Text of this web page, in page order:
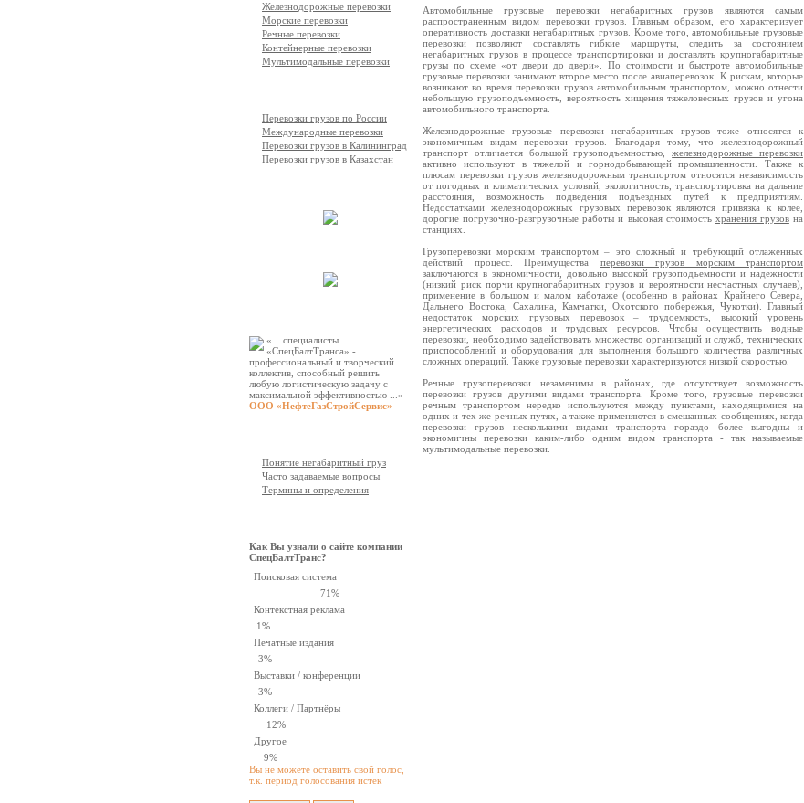
Железнодорожные перевозки
Морские перевозки
Речные перевозки
Контейнерные перевозки
Мультимодальные перевозки
Перевозки грузов по России
Международные перевозки
Перевозки грузов в Калининград
Перевозки грузов в Казахстан
«... специалисты
«СпецБалтТранса» -
профессиональный и творческий
коллектив, способный решить
любую логистическую задачу с
максимальной эффективностью ...»
ООО «НефтеГазСтройСервис»
Понятие негабаритный груз
Часто задаваемые вопросы
Термины и определения
Как Вы узнали о сайте компании
СпецБалтТранс?
Поисковая система
71%
Контекстная реклама
1%
Печатные издания
3%
Выставки / конференции
3%
Коллеги / Партнёры
12%
Другое
9%
Вы не можете оставить свой голос,
т.к. период голосования истек
Автомобильные грузовые перевозки негабаритных грузов являются самым
распространенным видом перевозки грузов. Главным образом, его характеризует
оперативность доставки негабаритных грузов. Кроме того, автомобильные грузовые
перевозки позволяют составлять гибкие маршруты, следить за состоянием
негабаритных грузов в процессе транспортировки и доставлять крупногабаритные
грузы по схеме «от двери до двери». По стоимости и быстроте автомобильные
грузовые перевозки занимают второе место после авиаперевозок. К рискам, которые
возникают во время перевозки грузов автомобильным транспортом, можно отнести
небольшую грузоподъемность, вероятность хищения тяжеловесных грузов и угона
автомобильного транспорта.
Железнодорожные грузовые перевозки негабаритных грузов тоже относятся к
экономичным видам перевозки грузов. Благодаря тому, что железнодорожный
транспорт отличается большой грузоподъемностью,железнодорожные перевозки
активно используют в тяжелой и горнодобывающей промышленности. Также к
плюсам перевозки грузов железнодорожным транспортом относятся независимость
от погодных и климатических условий, экологичность, транспортировка на дальние
расстояния, возможность подведения подъездных путей к предприятиям.
Недостатками железнодорожных грузовых перевозок являются привязка к колее,
дорогие погрузочно-разгрузочные работы и высокая стоимость хранения грузовна
станциях.
Грузоперевозки морским транспортом – это сложный и требующий отлаженных
действий процесс. Преимущества перевозки грузов морским транспортом
заключаются в экономичности, довольно высокой грузоподъемности и надежности
(низкий риск порчи крупногабаритных грузов и вероятности несчастных случаев),
применение в большом и малом каботаже (особенно в районах Крайнего Севера,
Дальнего Востока, Сахалина, Камчатки, Охотского побережья, Чукотки). Главный
недостаток морских грузовых перевозок – трудоемкость, высокий уровень
энергетических расходов и трудовых ресурсов. Чтобы осуществить водные
перевозки, необходимо задействовать множество организаций и служб, технических
приспособлений и оборудования для выполнения большого количества различных
сложных операций. Также грузовые перевозки характеризуются низкой скоростью.
Речные грузоперевозки незаменимы в районах, где отсутствует возможность
перевозки грузов другими видами транспорта. Кроме того, грузовые перевозки
речным транспортом нередко используются между пунктами, находящимися на
одних и тех же речных путях, а также применяются в смешанных сообщениях, когда
перевозки грузов несколькими видами транспорта гораздо более выгодны и
экономичны перевозки каким-либо одним видом транспорта - так называемые
мультимодальные перевозки.